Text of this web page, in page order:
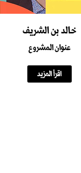
خالد بن الشريف
عنوان المشروع
اقرأ المزيد